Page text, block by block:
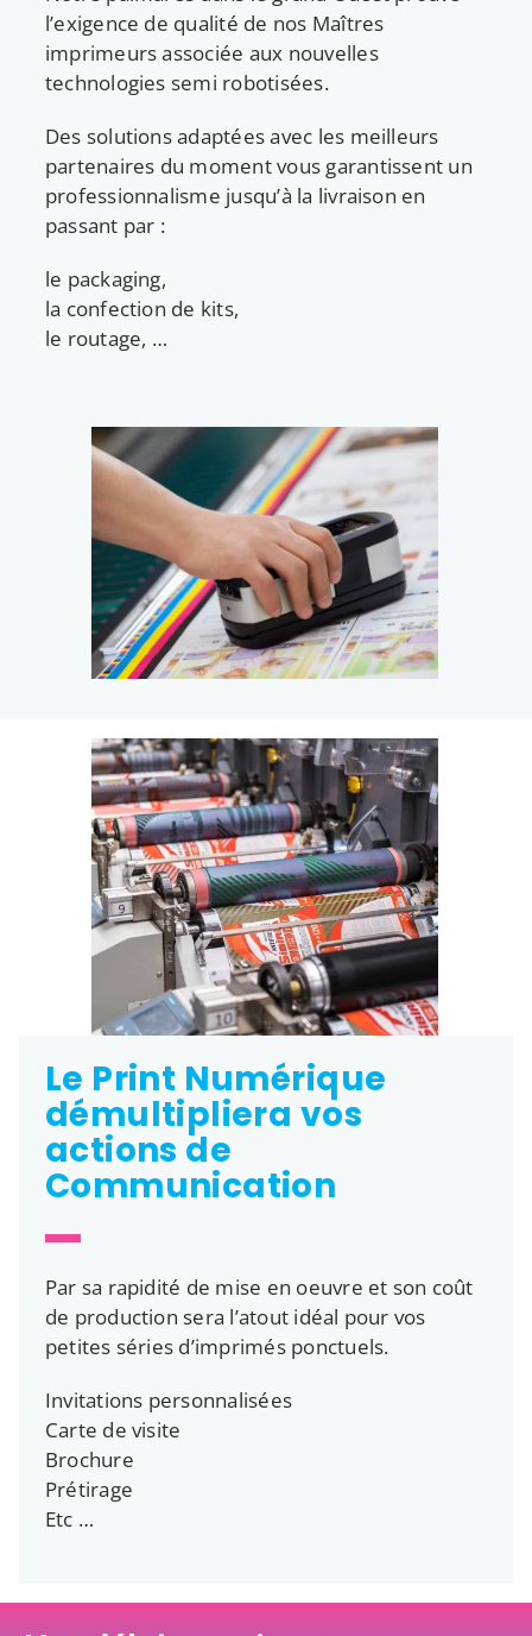
l’exigence de qualité de nos Maîtres
imprimeurs associée aux nouvelles
technologies semi robotisées.
Des solutions adaptées avec les meilleurs
partenaires du moment vous garantissent un
professionnalisme jusqu’à la livraison en
passant par :
le packaging,
la confection de kits,
le routage, …
Le Print Numérique
démultipliera vos
actions de
Communication
Par sa rapidité de mise en oeuvre et son coût
de production sera l’atout idéal pour vos
petites séries d’imprimés ponctuels.
Invitations personnalisées
Carte de visite
Brochure
Prétirage
Etc …